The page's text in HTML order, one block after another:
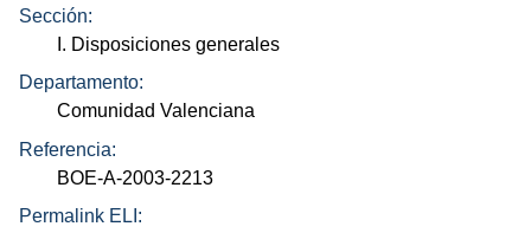
Sección:
I. Disposiciones generales
Departamento:
Comunidad Valenciana
Referencia:
BOE-A-2003-2213
Permalink ELI: